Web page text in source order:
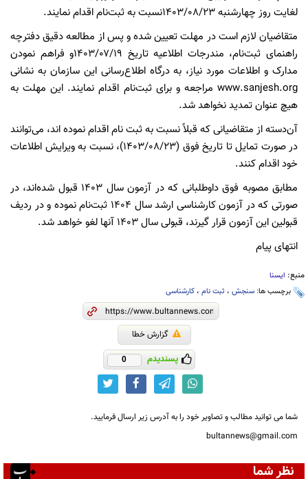
لغایت روز چهارشنبه ۱۴۰۳/۰۸/۲۳نسبت به ثبت‌نام اقدام نمایند.
متقاضیان لازم است در مهلت تعیین شده و پس از مطالعه دقیق دفترچه
راهنمای ثبت‌نام، مندرجات اطلاعیه تاریخ ۱۴۰۳/۰۷/۱۹و فراهم نمودن
مدارک و اطلاعات مورد نیاز، به درگاه اطلاع‌رسانی این سازمان به نشانی
www.sanjesh.org مراجعه و برای ثبت‌نام اقدام نمایند. این مهلت به
هیچ عنوان تمدید نخواهد شد.
آن‌دسته از متقاضیانی که قبلاً نسبت به ثبت نام اقدام نموده اند، می‌توانند
در صورت تمایل تا تاریخ فوق (۱۴۰۳/۰۸/۲۳)، نسبت به ویرایش اطلاعات
خود اقدام کنند.
مطابق مصوبه فوق داوطلبانی که در آزمون سال ۱۴۰۳ قبول شده‌اند، در
صورتی که در آزمون کارشناسی ارشد سال ۱۴۰۴ ثبت‌نام نموده و در ردیف
قبولین این آزمون قرار گیرند، قبولی سال ۱۴۰۳ آنها لغو خواهد شد.
انتهای پیام
منبع: ایسنا
برچسب ها: سنجش ، ثبت نام ، کارشناسی
گزارش خطا
پسندیدم 0
شما می توانید مطالب و تصاویر خود را به آدرس زیر ارسال فرمایید.
bultannews@gmail.com
نظر شما